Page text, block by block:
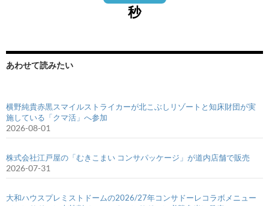
秒
あわせて読みたい
横野純貴赤黒スマイルストライカーが北こぶしリゾートと知床財団が実
施している「クマ活」へ参加
2026-08-01
株式会社江戸屋の「むきこまい コンサパッケージ」が道内店舗で販売
2026-07-31
大和ハウスプレミストドームの2026/27年コンサドーレコラボメニュー